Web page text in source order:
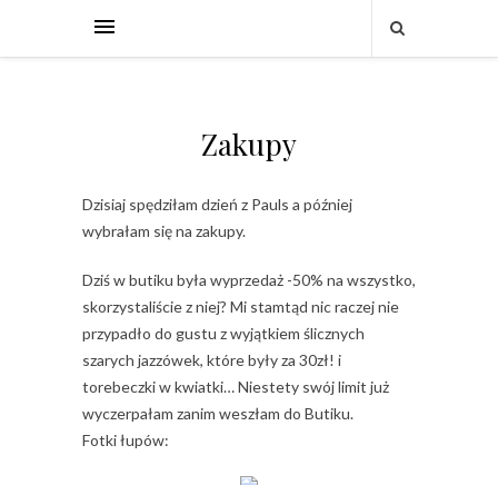
Zakupy
Dzisiaj spędziłam dzień z Pauls a później
wybrałam się na zakupy.
Dziś w butiku była wyprzedaż -50% na wszystko,
skorzystaliście z niej? Mi stamtąd nic raczej nie
przypadło do gustu z wyjątkiem ślicznych
szarych jazzówek, które były za 30zł! i
torebeczki w kwiatki… Niestety swój limit już
wyczerpałam zanim weszłam do Butiku.
Fotki łupów: